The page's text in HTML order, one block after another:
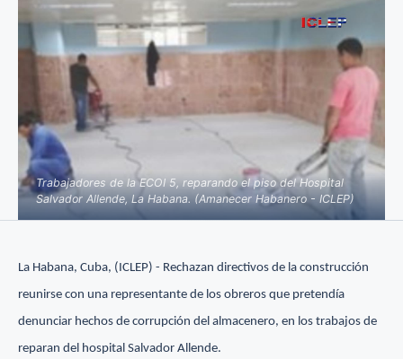
Trabajadores de la ECOI 5, reparando el piso del Hospital
Salvador Allende, La Habana. (Amanecer Habanero - ICLEP)
La Habana, Cuba, (ICLEP) - Rechazan directivos de la construcción
reunirse con una representante de los obreros que pretendía
denunciar hechos de corrupción del almacenero, en los trabajos de
reparan del hospital Salvador Allende.